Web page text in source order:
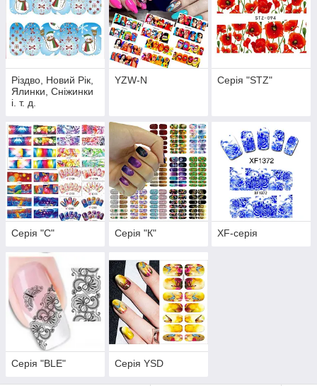
Розрізати малюнок на 10 частин для 10 нігтів.
Опустити наклейку у воду комн. темп. на 2-3 сек. за
допомогою пінцета.
Можна злегка промакнути сухою серветкою.
акуратно зсунути слайдер із аркуша та наклеїти на
ніготь. починаючи від основи, до центру та з боків.
Пилка спилити залишок слайдера в торця нігтя.
Після просушування можна нанести топ покриття
або топ гель-лак на 1-2 шари (пілімеризувати в лампі 3
хвилини)
Різдво, Новий Рік,
Ялинки, Сніжинки
і. т. д.
YZW-N Серія "STZ"
Серія "С" Серія "К" XF-серія
Серія "BLE" Серія YSD